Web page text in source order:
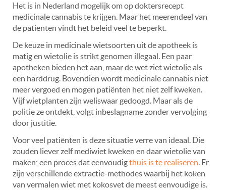
Het is in Nederland mogelijk om op doktersrecept
medicinale cannabis te krijgen. Maar het meerendeel van
de patiënten vindt het beleid veel te beperkt.
De keuze in medicinale wietsoorten uit de apotheek is
matig en wietolie is strikt genomen illegaal. Een paar
apotheken bieden het aan, maar de wet ziet wietolie als
een harddrug. Bovendien wordt medicinale cannabis niet
meer vergoed en mogen patiënten het niet zelf kweken.
Vijf wietplanten zijn weliswaar gedoogd. Maar als de
politie ze ontdekt, volgt inbeslagname zonder vervolging
door justitie.
Voor veel patiënten is deze situatie verre van ideaal. Die
zouden liever zelf mediwiet kweken en daar wietolie van
maken; een proces dat eenvoudigthuis is te realiseren. Er
zijn verschillende extractie-methodes waarbij het koken
van vermalen wiet met kokosvet de meest eenvoudige is.